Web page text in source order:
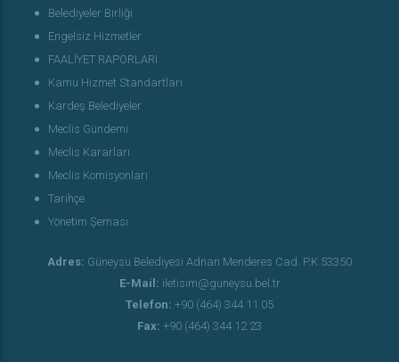
Belediyeler Birliği
Engelsiz Hizmetler
FAALİYET RAPORLARI
Kamu Hizmet Standartları
Kardeş Belediyeler
Meclis Gündemi
Meclis Kararları
Meclis Komisyonları
Tarihçe
Yönetim Şeması
Adres: Güneysu Belediyesi Adnan Menderes Cad. P.K 53350
E-Mail: iletisim@guneysu.bel.tr
Telefon: +90 (464) 344 11 05
Fax: +90 (464) 344 12 23